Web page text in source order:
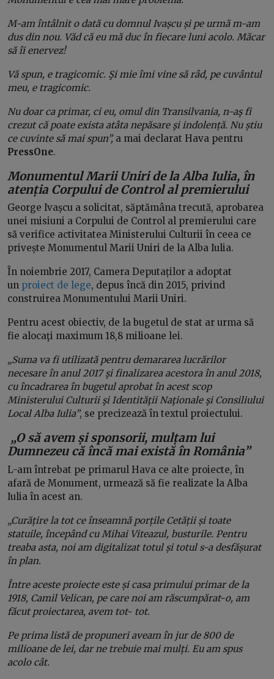
M-am întâlnit o dată cu domnul Ivașcu și pe urmă m-am
dus din nou. Văd că eu mă duc în fiecare luni acolo. Măcar
să îi enervez!
Vă spun, e tragicomic. Şi mie îmi vine să râd, pe cuvântul
meu, e tragicomic.
Nu doar ca primar, ci eu, omul din Transilvania, n-aş fi
crezut că poate exista atâta nepăsare şi indolență. Nu știu
ce cuvinte să mai spun”, a mai declarat Hava pentru
PressOne.
Monumentul Marii Uniri de la Alba Iulia, în
atenția Corpului de Control al premierului
George Ivașcu a solicitat, săptămâna trecută, aprobarea
unei misiuni a Corpului de Control al premierului care
să verifice activitatea Ministerului Culturii în ceea ce
privește Monumentul Marii Uniri de la Alba Iulia.
În noiembrie 2017, Camera Deputaților a adoptat
un proiect de lege, depus încă din 2015, privind
construirea Monumentului Marii Uniri.
Pentru acest obiectiv, de la bugetul de stat ar urma să
fie alocaţi maximum 18,8 milioane lei.
„Suma va fi utilizată pentru demararea lucrărilor
necesare în anul 2017 şi finalizarea acestora în anul 2018,
cu încadrarea în bugetul aprobat în acest scop
Ministerului Culturii şi Identităţii Naţionale şi Consiliului
Local Alba Iulia”, se precizează în textul proiectului.
„O să avem și sponsorii, mulțam lui
Dumnezeu că încă mai există în România”
L-am întrebat pe primarul Hava ce alte proiecte, în
afară de Monument, urmează să fie realizate la Alba
Iulia în acest an.
„Curățire la tot ce înseamnă porțile Cetății și toate
statuile, începând cu Mihai Viteazul, busturile. Pentru
treaba asta, noi am digitalizat totul și totul s-a desfășurat
în plan.
Între aceste proiecte este și casa primului primar de la
1918, Camil Velican, pe care noi am răscumpărat-o, am
făcut proiectarea, avem tot- tot.
Pe prima listă de propuneri aveam în jur de 800 de
milioane de lei, dar ne trebuie mai mulți. Eu am spus
acolo cât.